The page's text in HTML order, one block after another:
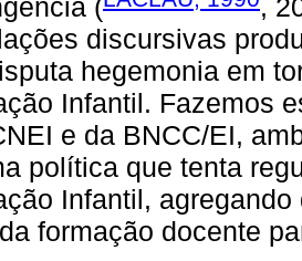
(
,
discursivas
hegemonia em
Infantil. Fazemos
e da BNCC/EI,
política que tenta
Infantil,
formação docente